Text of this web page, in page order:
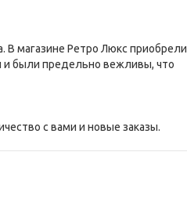
В магазине Ретро Люкс приобрели
и были предельно вежливы, что
с вами и новые заказы.